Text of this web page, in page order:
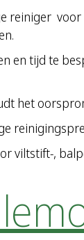
reiniger
en tijd te
het
viltstift-,